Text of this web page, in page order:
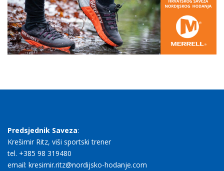
Predsjednik Saveza:
Krešimir Ritz, viši sportski trener
tel. +385 98 319480
email: kresimir.ritz@nordijsko-hodanje.com